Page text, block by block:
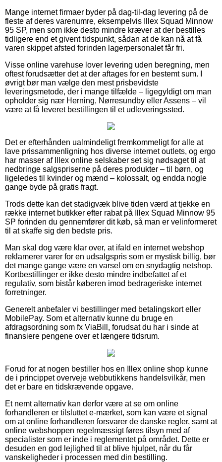
Mange internet firmaer byder på dag-til-dag levering på de
fleste af deres varenumre, eksempelvis Illex Squad Minnow
95 SP, men som ikke desto mindre kræver at der bestilles
tidligere end et givent tidspunkt, sådan at de kan nå at få
varen skippet afsted forinden lagerpersonalet får fri.
Visse online varehuse lover levering uden beregning, men
oftest forudsætter det at der aftages for en bestemt sum. I
øvrigt bør man vælge den mest prisbevidste
leveringsmetode, der i mange tilfælde – ligegyldigt om man
opholder sig nær Herning, Nørresundby eller Assens – vil
være at få leveret bestillingen til et udleveringssted.
Det er efterhånden ualmindeligt fremkommeligt for alle at
lave prissammenligning hos diverse internet outlets, og ergo
har masser af Illex online selskaber set sig nødsaget til at
nedbringe salgspriserne på deres produkter – til børn, og
ligeledes til kvinder og mænd – kolossalt, og endda nogle
gange byde på gratis fragt.
Trods dette kan det stadigvæk blive tiden værd at tjekke en
række internet butikker efter rabat på Illex Squad Minnow 95
SP forinden du gennemfører dit køb, så man er velinformeret
til at skaffe sig den bedste pris.
Man skal dog være klar over, at ifald en internet webshop
reklamerer varer for en udsalgspris som er mystisk billig, bør
det mange gange være en varsel om en snydagtig netshop.
Kortbestillinger er ikke desto mindre indbefattet af et
regulativ, som bistår køberen imod bedrageriske internet
forretninger.
Generelt anbefaler vi bestillinger med betalingskort eller
MobilePay. Som et alternativ kunne du bruge en
afdragsordning som fx ViaBill, forudsat du har i sinde at
finansiere pengene over et længere tidsrum.
Forud for at nogen bestiller hos en Illex online shop kunne
de i princippet overveje webbutikkens handelsvilkår, men
det er bare en tidskrævende opgave.
Et nemt alternativ kan derfor være at se om online
forhandleren er tilsluttet e-mærket, som kan være et signal
om at online forhandleren forsvarer de danske regler, samt at
online webshoppen regelmæssigt føres tilsyn med af
specialister som er inde i reglementet på området. Dette er
desuden en god lejlighed til at blive hjulpet, når du får
vanskeligheder i processen med din bestilling.